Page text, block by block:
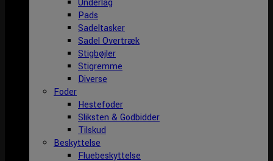
Underlag
Pads
Sadeltasker
Sadel Overtræk
Stigbøjler
Stigremme
Diverse
Foder
Hestefoder
Sliksten & Godbidder
Tilskud
Beskyttelse
Fluebeskyttelse